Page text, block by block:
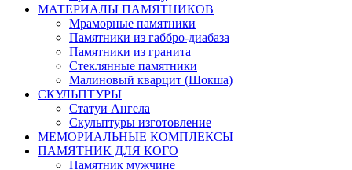
МАТЕРИАЛЫ ПАМЯТНИКОВ
Мраморные памятники
Памятники из габбро-диабаза
Памятники из гранита
Стеклянные памятники
Малиновый кварцит (Шокша)
СКУЛЬПТУРЫ
Статуи Ангела
Скульптуры изготовление
МЕМОРИАЛЬНЫЕ КОМПЛЕКСЫ
ПАМЯТНИК ДЛЯ КОГО
Памятник мужчине